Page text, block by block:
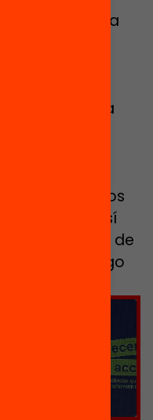
de llevar a
centros
educativos
recursos de la
algunas
tienen
llegan
muchos
esto. Algo así
el momento de
trabajo a largo